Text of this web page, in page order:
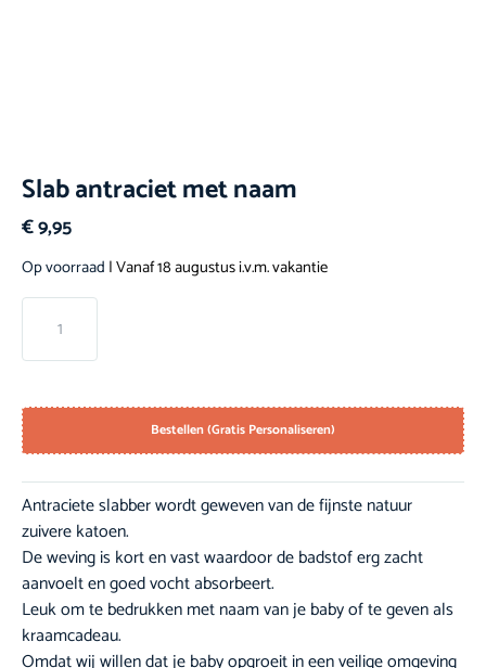
Slab antraciet met naam
€9,95
Op voorraad | Vanaf 18 augustus i.v.m. vakantie
Bestellen (Gratis Personaliseren)
Antraciete slabber wordt geweven van de fijnste natuur
zuivere katoen.
De weving is kort en vast waardoor de badstof erg zacht
aanvoelt en goed vocht absorbeert.
Leuk om te bedrukken met naam van je baby of te geven als
kraamcadeau.
Omdat wij willen dat je baby opgroeit in een veilige omgeving